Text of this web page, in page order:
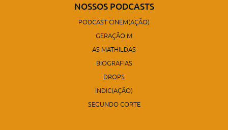
NOSSOS PODCASTS
PODCAST CINEM(AÇÃO)
GERAÇÃO M
AS MATHILDAS
BIOGRAFIAS
DROPS
INDIC(AÇÃO)
SEGUNDO CORTE